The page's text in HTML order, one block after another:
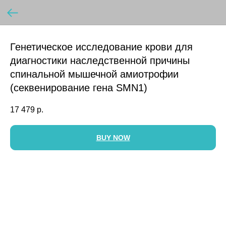
Генетическое исследование крови для
диагностики наследственной причины
спинальной мышечной амиотрофии
(секвенирование гена SMN1)
17 479 р.
BUY NOW